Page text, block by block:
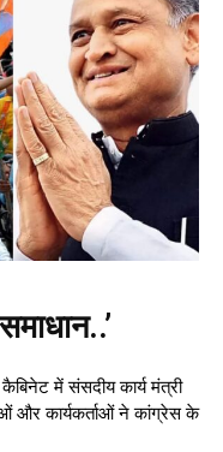
में संसदीय कार्य मंत्री
और कार्यकर्ताओं ने कांग्रेस के